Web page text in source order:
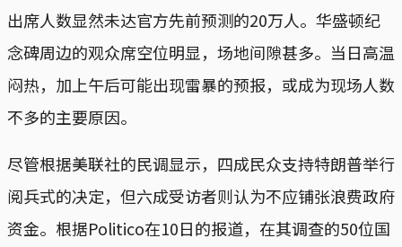
出席人数显然未达官方先前预测的20万人。华盛顿纪
念碑周边的观众席空位明显，场地间隙甚多。当日高温
闷热，加上午后可能出现雷暴的预报，或成为现场人数
不多的主要原因。
尽管根据美联社的民调显示，四成民众支持特朗普举行
阅兵式的决定，但六成受访者则认为不应铺张浪费政府
资金。根据Politico在10日的报道，在其调查的50位国